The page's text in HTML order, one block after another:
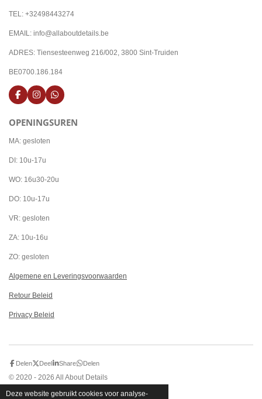
Deze website gebruikt cookies voor analyse-
TEL: +32498443274
EMAIL: info@allaboutdetails.be
ADRES: Tiensesteenweg 216/002, 3800 Sint-Truiden
BE0700.186.184
F
a
e
o
I
n
g
m
W
h
t
OPENINGSUREN
MA: gesloten
DI: 10u-17u
WO: 16u30-20u
DO: 10u-17u
VR: gesloten
ZA: 10u-16u
ZO: gesloten
Algemene en Leveringsvoorwaarden
Retour Beleid
Privacy Beleid
Delen Deel Share Delen
© 2020 - 2026 All About Details
Powered byJouwWeb